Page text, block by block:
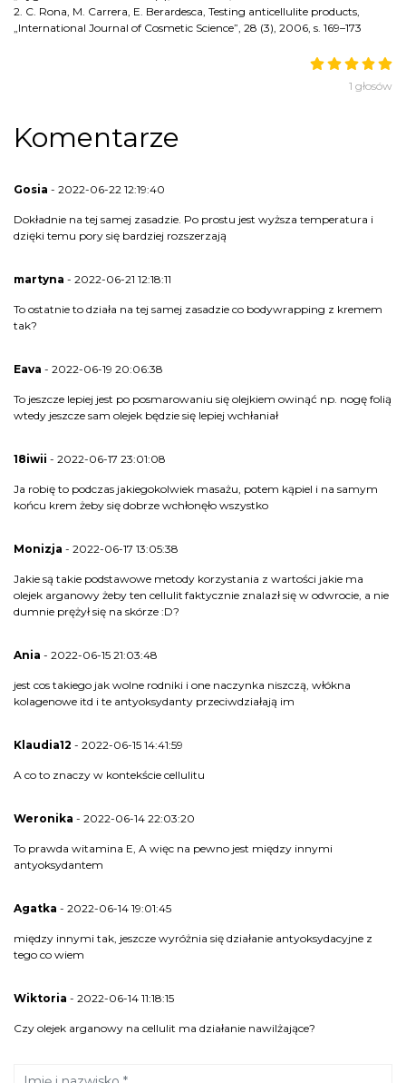
2. C. Rona, M. Carrera, E. Berardesca, Testing anticellulite products,
„International Journal of Cosmetic Science”, 28 (3), 2006, s. 169–173
1 głosów
Komentarze
Gosia - 2022-06-22 12:19:40
Dokładnie na tej samej zasadzie. Po prostu jest wyższa temperatura i
dzięki temu pory się bardziej rozszerzają
martyna - 2022-06-21 12:18:11
To ostatnie to działa na tej samej zasadzie co bodywrapping z kremem
tak?
Eava - 2022-06-19 20:06:38
To jeszcze lepiej jest po posmarowaniu się olejkiem owinąć np. nogę folią
wtedy jeszcze sam olejek będzie się lepiej wchłaniał
18iwii - 2022-06-17 23:01:08
Ja robię to podczas jakiegokolwiek masażu, potem kąpiel i na samym
końcu krem żeby się dobrze wchłonęło wszystko
Monizja - 2022-06-17 13:05:38
Jakie są takie podstawowe metody korzystania z wartości jakie ma
olejek arganowy żeby ten cellulit faktycznie znalazł się w odwrocie, a nie
dumnie prężył się na skórze :D?
Ania - 2022-06-15 21:03:48
jest cos takiego jak wolne rodniki i one naczynka niszczą, włókna
kolagenowe itd i te antyoksydanty przeciwdziałają im
Klaudia12 - 2022-06-15 14:41:59
A co to znaczy w kontekście cellulitu
Weronika - 2022-06-14 22:03:20
To prawda witamina E, A więc na pewno jest między innymi
antyoksydantem
Agatka - 2022-06-14 19:01:45
między innymi tak, jeszcze wyróżnia się działanie antyoksydacyjne z
tego co wiem
Wiktoria - 2022-06-14 11:18:15
Czy olejek arganowy na cellulit ma działanie nawilżające?